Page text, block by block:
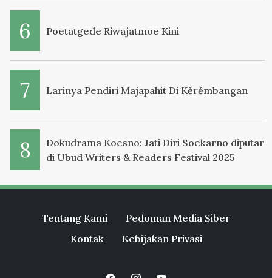
Poetatgede Riwajatmoe Kini
Larinya Pendiri Majapahit Di Kěrěmbangan
Dokudrama Koesno: Jati Diri Soekarno diputar
di Ubud Writers & Readers Festival 2025
Tentang Kami
Pedoman Media Siber
Kontak
Kebijakan Privasi